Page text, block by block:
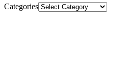
Categories